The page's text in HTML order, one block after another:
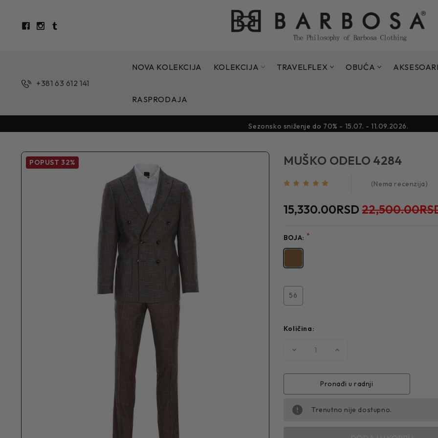
+381 63 612 141
NOVA KOLEKCIJA KOLEKCIJA TRAVELFLEX OBUĆA AKSESOARI
RASPRODAJA
Sezonsko sniženje do 70% - 15.07. - 11.09.2026.
Sezonsko sniženje do 70% - 15.07. - 11.09.2026.
POPUST32% MUŠKO ODELO 4284
(Nema recenzija)
15,330.00RSD
BOJA: *
56
Količina:
Smanjite
4284
Povećajte
4284
Pronađi u radnji
Trenutno nije dostupno.